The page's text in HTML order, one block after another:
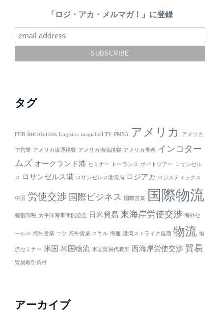
「ロジ・アカ・メルマガ！」に登録
タグ
FOB incoterms Logistics magicbell TV PMSA アメリカ アメリカ
で営業 アメリカ流通視察 アメリカ物流視察 アメリカ視察
インコター
ムズ オークランド港 セミナー トーランス ポートツアー ロサンゼル
ス ロサンゼルス港 ロサンゼルス港湾局 ロジアカ ロジスティックス
中国 労使交渉 国際ビジネス 国際営業 国際物流
報復関税 太平洋海事商船協会 日米貿易 東海岸労使交渉 海外セ
ールス 海外営業 コツ 海外営業 スキル 海運 港湾ストライク延期 物流 物
流セミナー 米国 米国物流 米国貿易代表部 西海岸労使交渉 貿易
貿易取引条件
アーカイブ